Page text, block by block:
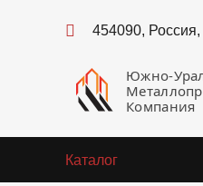
454090,
Южно-
Компания
Каталог